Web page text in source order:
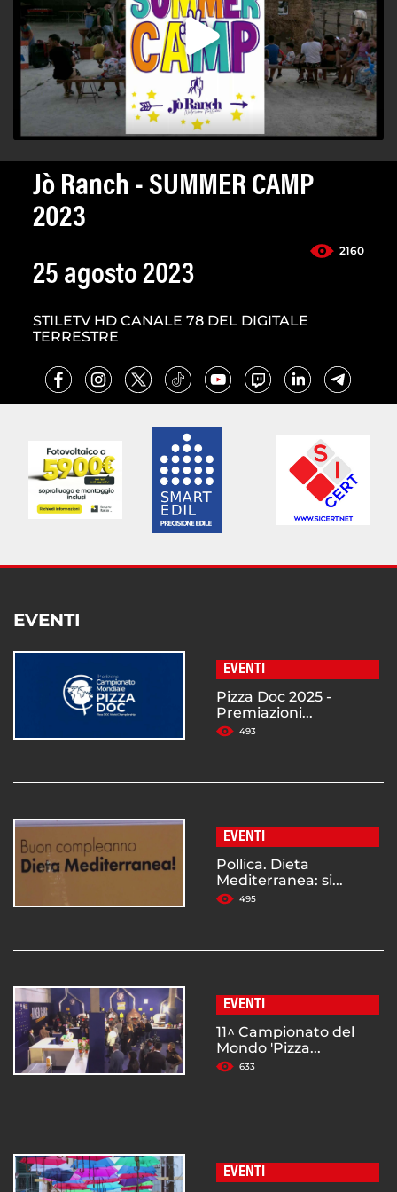
Jò Ranch - SUMMER CAMP
2023
2160
25 agosto 2023
STILETV HD CANALE 78 DEL DIGITALE
TERRESTRE
EVENTI
EVENTI
Pizza Doc 2025 -
Premiazioni...
493
EVENTI
Pollica. Dieta
Mediterranea: si...
495
EVENTI
11^ Campionato del
Mondo 'Pizza...
633
EVENTI